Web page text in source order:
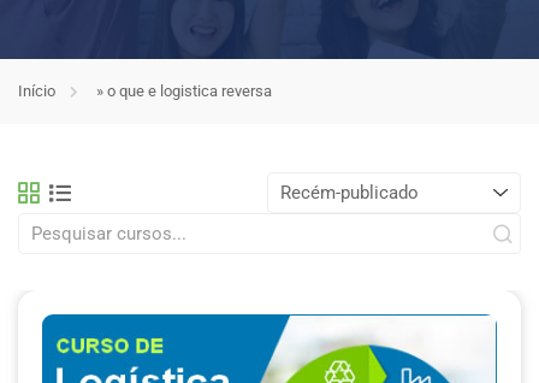
Início » o que e logistica reversa